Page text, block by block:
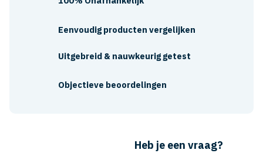
Heb je een vraag?
Eenvoudig producten vergelijken
Uitgebreid & nauwkeurig getest
Objectieve beoordelingen